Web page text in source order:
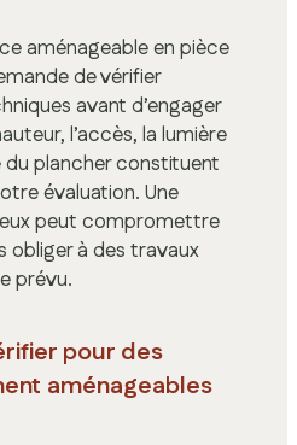
aménageable en pièce
de vérifier
avant d’engager
l’accès, la lumière
du plancher constituent
évaluation. Une
peut compromettre
obliger à des travaux
prévu.
pour des
aménageables